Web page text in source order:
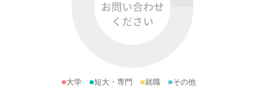
■大学 ■短大・専門 ■就職 ■その他